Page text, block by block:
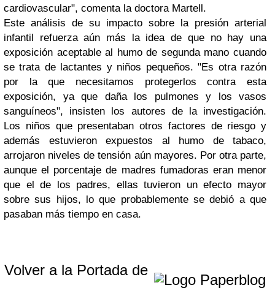
cardiovascular", comenta la doctora Martell.
Este análisis de su impacto sobre la presión arterial
infantil refuerza aún más la idea de que no hay una
exposición aceptable al humo de segunda mano cuando
se trata de lactantes y niños pequeños. "Es otra razón
por la que necesitamos protegerlos contra esta
exposición, ya que daña los pulmones y los vasos
sanguíneos", insisten los autores de la investigación.
Los niños que presentaban otros factores de riesgo y
además estuvieron expuestos al humo de tabaco,
arrojaron niveles de tensión aún mayores. Por otra parte,
aunque el porcentaje de madres fumadoras eran menor
que el de los padres, ellas tuvieron un efecto mayor
sobre sus hijos, lo que probablemente se debió a que
pasaban más tiempo en casa.
Volver a la Portada de